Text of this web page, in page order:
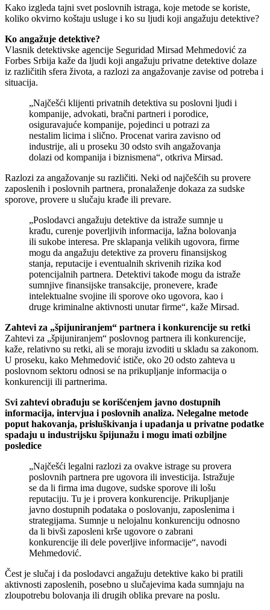
Kako izgleda tajni svet poslovnih istraga, koje metode se koriste,
koliko okvirno koštaju usluge i ko su ljudi koji angažuju detektive?
Ko angažuje detektive?
Vlasnik detektivske agencije Seguridad Mirsad Mehmedović za
Forbes Srbija kaže da ljudi koji angažuju privatne detektive dolaze
iz različitih sfera života, a razlozi za angažovanje zavise od potreba i
situacija.
„Najčešći klijenti privatnih detektiva su poslovni ljudi i
kompanije, advokati, bračni partneri i porodice,
osiguravajuće kompanije, pojedinci u potrazi za
nestalim licima i slično. Procenat varira zavisno od
industrije, ali u proseku 30 odsto svih angažovanja
dolazi od kompanija i biznismena“, otkriva Mirsad.
Razlozi za angažovanje su različiti. Neki od najčešćih su provere
zaposlenih i poslovnih partnera, pronalaženje dokaza za sudske
sporove, provere u slučaju krađe ili prevare.
„Poslodavci angažuju detektive da istraže sumnje u
krađu, curenje poverljivih informacija, lažna bolovanja
ili sukobe interesa. Pre sklapanja velikih ugovora, firme
mogu da angažuju detektive za proveru finansijskog
stanja, reputacije i eventualnih skrivenih rizika kod
potencijalnih partnera. Detektivi takođe mogu da istraže
sumnjive finansijske transakcije, pronevere, krađe
intelektualne svojine ili sporove oko ugovora, kao i
druge kriminalne aktivnosti unutar firme“, kaže Mirsad.
Zahtevi za „špijuniranjem“ partnera i konkurencije su retki
Zahtevi za „špijuniranjem“ poslovnog partnera ili konkurencije,
kaže, relativno su retki, ali se moraju izvoditi u skladu sa zakonom.
U proseku, kako Mehmedović ističe, oko 20 odsto zahteva u
poslovnom sektoru odnosi se na prikupljanje informacija o
konkurenciji ili partnerima.
Svi zahtevi obrađuju se korišćenjem javno dostupnih
informacija, intervjua i poslovnih analiza. Nelegalne metode
poput hakovanja, prisluškivanja i upadanja u privatne podatke
spadaju u industrijsku špijunažu i mogu imati ozbiljne
posledice
„Najčešći legalni razlozi za ovakve istrage su provera
poslovnih partnera pre ugovora ili investicija. Istražuje
se da li firma ima dugove, sudske sporove ili lošu
reputaciju. Tu je i provera konkurencije. Prikupljanje
javno dostupnih podataka o poslovanju, zaposlenima i
strategijama. Sumnje u nelojalnu konkurenciju odnosno
da li bivši zaposleni krše ugovore o zabrani
konkurencije ili dele poverljive informacije“, navodi
Mehmedović.
Čest je slučaj i da poslodavci angažuju detektive kako bi pratili
aktivnosti zaposlenih, posebno u slučajevima kada sumnjaju na
zloupotrebu bolovanja ili drugih oblika prevare na poslu.